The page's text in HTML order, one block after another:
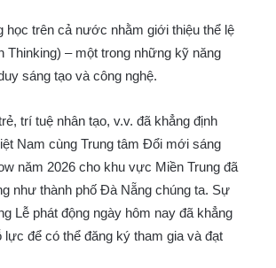
trên cả nước nhằm giới thiệu thể lệ
– một trong những kỹ năng
sáng tạo và công nghệ.
trí tuệ nhân tạo, v.v. đã khẳng định
Nam cùng Trung tâm Đổi mới sáng
năm 2026 cho khu vực Miền Trung đã
như thành phố Đà Nẵng chúng ta. Sự
Lễ phát động ngày hôm nay đã khẳng
để có thể đăng ký tham gia và đạt